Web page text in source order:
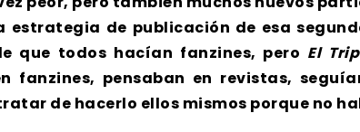
estrategia de publicación de esa
que todos hacían fanzines, pero El
fanzines, pensaban en revistas,
de hacerlo ellos mismos porque no